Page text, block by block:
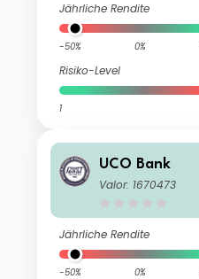
Jährliche Rendite
-50% 0%
Risiko-Level
1
UCO Bank
Valor: 1670473
Jährliche Rendite
-50% 0%